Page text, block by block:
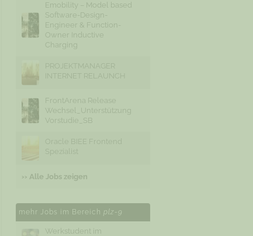
Emobility – Model based
Software-Design-
Engineer & Function-
Owner Inductive
Charging
PROJEKTMANAGER
INTERNET RELAUNCH
FrontArena Release
Wechsel_Unterstützung
Vorstudie_SB
Oracle BIEE Frontend
Spezialist
›› Alle Jobs zeigen
mehr Jobs im Bereich plz-9
Werkstudent im